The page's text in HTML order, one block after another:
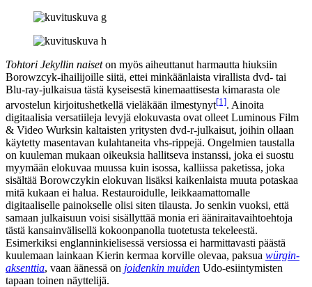
Tohtori Jekyllin naiseton myös aiheuttanut harmautta hiuksiin
Borowzcyk-ihailijoille siitä, ettei minkäänlaista virallista dvd‑ tai
Blu‑ray-julkaisua tästä kyseisestä kinemaattisesta kimarasta ole
arvostelun kirjoitushetkellä vieläkään ilmestynyt[1]. Ainoita
digitaalisia versatiileja levyjä elokuvasta ovat olleet Luminous Film
& Video Wurksin kaltaisten yritysten dvd‑r-julkaisut, joihin ollaan
käytetty masentavan kulahtaneita vhs‑rippejä. Ongelmien taustalla
on kuuleman mukaan oikeuksia hallitseva instanssi, joka ei suostu
myymään elokuvaa muussa kuin isossa, kalliissa paketissa, joka
sisältää Borowczykin elokuvan lisäksi kaikenlaista muuta potaskaa
mitä kukaan ei halua. Restauroidulle, leikkaamattomalle
digitaaliselle painokselle olisi siten tilausta. Jo senkin vuoksi, että
samaan julkaisuun voisi sisällyttää monia eri ääniraitavaihtoehtoja
tästä kansainvälisellä kokoonpanolla tuotetusta tekeleestä.
Esimerkiksi englanninkielisessä versiossa ei harmittavasti päästä
kuulemaan lainkaan Kierin kermaa korville olevaa, paksua würgin-
aksenttia, vaan äänessä on joidenkin muiden Udo‑esiintymisten
tapaan toinen näyttelijä.